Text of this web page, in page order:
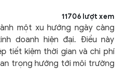
11706 lượt xem
một xu hướng ngày càng
doanh hiện đại. Điều này
tiết kiệm thời gian và chi phí
trọng hướng tới môi trường